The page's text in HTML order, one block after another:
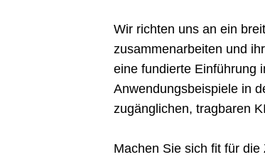
Wir richten uns an ein
zusammenarbeiten und
eine fundierte Einführung
Anwendungsbeispiele in
zugänglichen, tragbaren
Machen Sie sich fit für